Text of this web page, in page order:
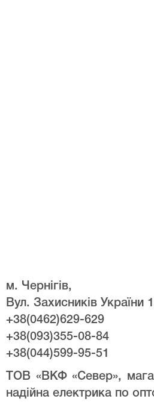
м. Чернігів,
Вул. Захисників України
+38(0462)629-629
+38(093)355-08-84
+38(044)599-95-51
ТОВ «ВКФ «Север»,
надійна електрика по